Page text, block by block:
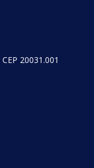
20031.001